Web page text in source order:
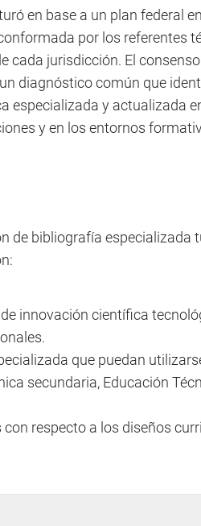
en base a un plan federal
por los referentes
cada jurisdicción. El
diagnóstico común que
especializada y actualizada
y en los entornos
de bibliografía especializada
innovación científica
que puedan
secundaria, Educación
respecto a los diseños